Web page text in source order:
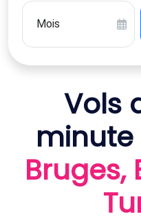
Vols
minute